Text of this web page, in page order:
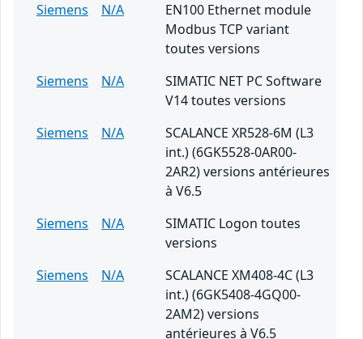
Siemens
N/A
EN100 Ethernet module
Modbus TCP variant
toutes versions
Siemens
N/A
SIMATIC NET PC Software
V14 toutes versions
Siemens
N/A
SCALANCE XR528-6M (L3
int.) (6GK5528-0AR00-
2AR2) versions antérieures
à V6.5
Siemens
N/A
SIMATIC Logon toutes
versions
Siemens
N/A
SCALANCE XM408-4C (L3
int.) (6GK5408-4GQ00-
2AM2) versions
antérieures à V6.5